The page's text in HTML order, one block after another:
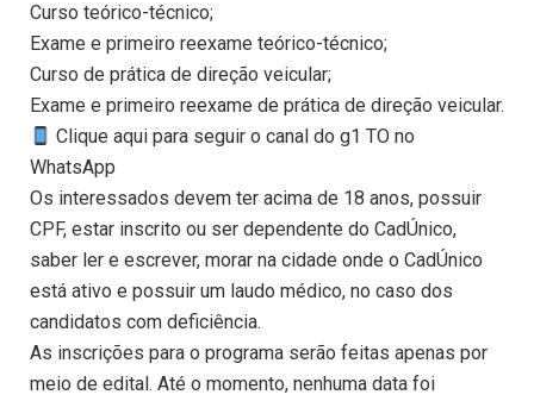
Curso teórico-técnico;
Exame e primeiro reexame teórico-técnico;
Curso de prática de direção veicular;
Exame e primeiro reexame de prática de direção veicular.
Clique aqui para seguir o canal do g1 TO no
WhatsApp
Os interessados devem ter acima de 18 anos, possuir
CPF, estar inscrito ou ser dependente do CadÚnico,
saber ler e escrever, morar na cidade onde o CadÚnico
está ativo e possuir um laudo médico, no caso dos
candidatos com deficiência.
As inscrições para o programa serão feitas apenas por
meio de edital. Até o momento, nenhuma data foi